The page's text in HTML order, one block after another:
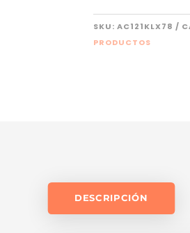
SKU:AC121KLX78
PRODUCTOS
DESCRIPCIÓN